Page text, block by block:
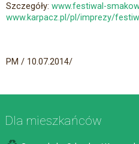
Szczegóły: www.festiwal-
www.karpacz.pl/pl/imprezy/
PM / 10.07.2014/
Dla mieszkańców